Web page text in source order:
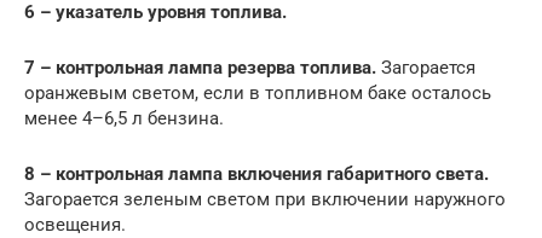
6 – указатель уровня топлива.
7 – контрольная лампа резерва топлива. Загорается
оранжевым светом, если в топливном баке осталось
менее 4–6,5 л бензина.
8 – контрольная лампа включения габаритного света.
Загорается зеленым светом при включении наружного
освещения.